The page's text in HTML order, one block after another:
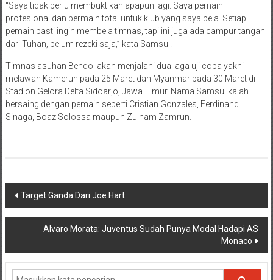
“Saya tidak perlu membuktikan apapun lagi. Saya pemain
profesional dan bermain total untuk klub yang saya bela. Setiap
pemain pasti ingin membela timnas, tapi ini juga ada campur tangan
dari Tuhan, belum rezeki saja,” kata Samsul.
Timnas asuhan Bendol akan menjalani dua laga uji coba yakni
melawan Kamerun pada 25 Maret dan Myanmar pada 30 Maret di
Stadion Gelora Delta Sidoarjo, Jawa Timur. Nama Samsul kalah
bersaing dengan pemain seperti Cristian Gonzales, Ferdinand
Sinaga, Boaz Solossa maupun Zulham Zamrun.
Navigasi
pos
Target Ganda Dari Joe Hart
Alvaro Morata: Juventus Sudah Punya Modal Hadapi AS
Monaco